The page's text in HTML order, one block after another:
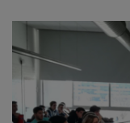
primer